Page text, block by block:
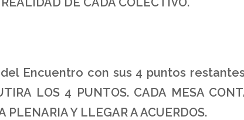
Encuentro con sus 4 puntos restantes
LOS 4 PUNTOS. CADA MESA
PLENARIA Y LLEGAR A ACUERDOS.